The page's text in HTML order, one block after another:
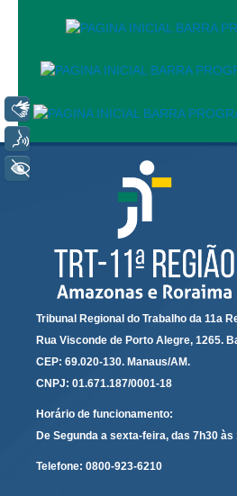
Jurisdição
Tribunal Regional do Trabalho da 11a
Rua Visconde de Porto Alegre, 1265.
CEP: 69.020-130. Manaus/AM.
CNPJ: 01.671.187/0001-18
Horário de funcionamento:
De Segunda a sexta-feira, das 7h30 às
Telefone: 0800-923-6210
Libras
+ Acessibilidade